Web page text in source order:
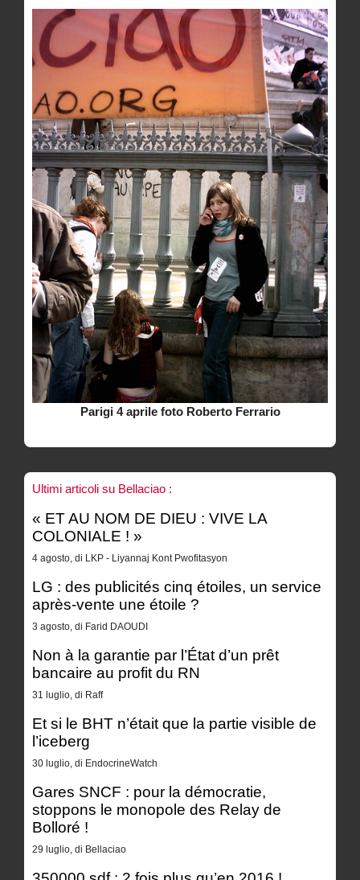
Parigi 4 aprile foto Roberto Ferrario
Ultimi articoli su Bellaciao :
« ET AU NOM DE DIEU : VIVE LA
COLONIALE ! »
4 agosto, di LKP - Liyannaj Kont Pwofitasyon
LG : des publicités cinq étoiles, un service
après-vente une étoile ?
3 agosto, di Farid DAOUDI
Non à la garantie par l’État d’un prêt
bancaire au profit du RN
31 luglio, di Raff
Et si le BHT n’était que la partie visible de
l’iceberg
30 luglio, di EndocrineWatch
Gares SNCF : pour la démocratie,
stoppons le monopole des Relay de
Bolloré !
29 luglio, di Bellaciao